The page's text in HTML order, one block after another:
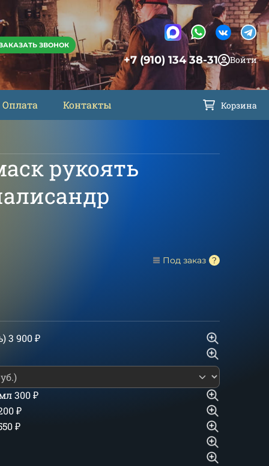
ЗВОНОК
+7 (910) 134 38-31 Войти
Оплата Контакты Корзина
рукоять
Под заказ
3 900₽
300₽
₽
₽